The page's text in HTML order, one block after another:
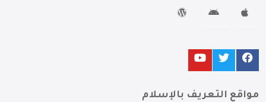
مواقع التعريف بالإسلام